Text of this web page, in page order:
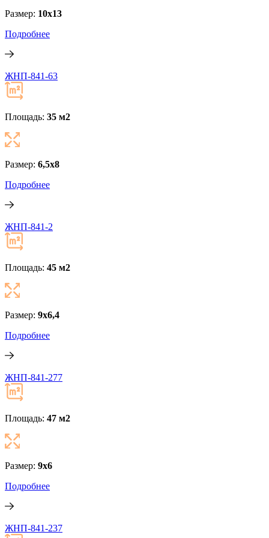
Размер: 10х13
Подробнее
ЖНП-841-63
Площадь: 35 м2
Размер: 6,5х8
Подробнее
ЖНП-841-2
Площадь: 45 м2
Размер: 9х6,4
Подробнее
ЖНП-841-277
Площадь: 47 м2
Размер: 9x6
Подробнее
ЖНП-841-237